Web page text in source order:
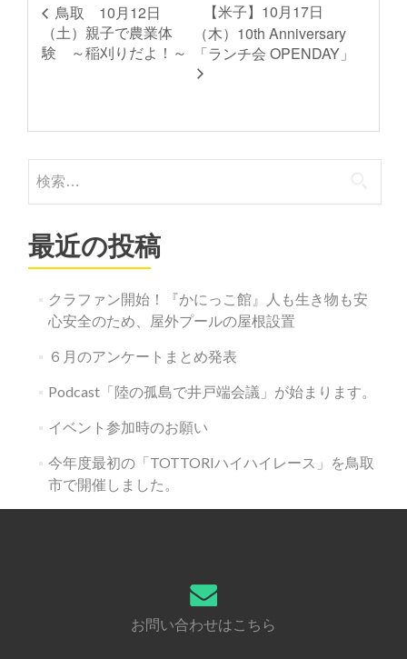
鳥取 10月12日
（土）親子で農業体
験 ～稲刈りだよ！～
【米子】10月17日
（木）10th Anniversary
「ランチ会 OPENDAY」
索:
最近の投稿
クラファン開始！『かにっこ館』人も生き物も安
心安全のため、屋外プールの屋根設置
６月のアンケートまとめ発表
Podcast「陸の孤島で井戸端会議」が始まります。
イベント参加時のお願い
今年度最初の「TOTTORIハイハイレース」を鳥取
市で開催しました。
お問い合わせはこちら